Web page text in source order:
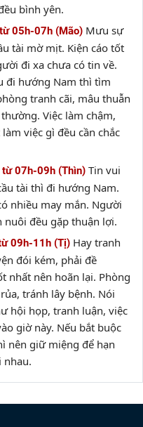
bình yên.
05h-07h (Mão) Mưu sự
tài mờ mịt. Kiện cáo tốt
đi xa chưa có tin về.
đi hướng Nam thì tìm
tranh cãi, mâu thuẫn
Việc làm chậm,
việc gì đều cần chắc
07h-09h (Thìn) Tin vui
tài thì đi hướng Nam.
nhiều may mắn. Người
nuôi đều gặp thuận lợi.
09h-11h (Tị) Hay tranh
đói kém, phải đề
nhất nên hoãn lại. Phòng
tránh lây bệnh. Nói
hội họp, tranh luận, việc
giờ này. Nếu bắt buộc
nên giữ miệng để hạn
nhau.